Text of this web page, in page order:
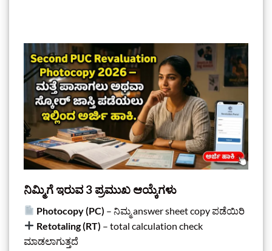
ನಿಮ್ಮಿಗೆ ಇರುವ 3 ಪ್ರಮುಖ ಆಯ್ಕೆಗಳು
Photocopy (PC) – ನಿಮ್ಮ answer sheet copy ಪಡೆಯಿರಿ
Retotaling (RT) – total calculation check
ಮಾಡಲಾಗುತ್ತದೆ